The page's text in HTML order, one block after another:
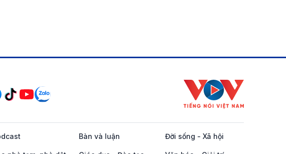
Bàn và luận Đời sống - Xã hội